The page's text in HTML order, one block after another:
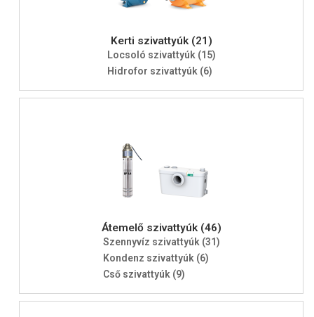
Kerti szivattyúk (21)
Locsoló szivattyúk (15)
Hidrofor szivattyúk (6)
Átemelő szivattyúk (46)
Szennyvíz szivattyúk (31)
Kondenz szivattyúk (6)
Cső szivattyúk (9)